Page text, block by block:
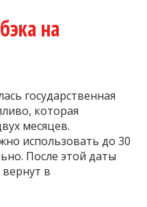
на
государственная
которая
месяцев.
использовать до 30
После этой даты
в